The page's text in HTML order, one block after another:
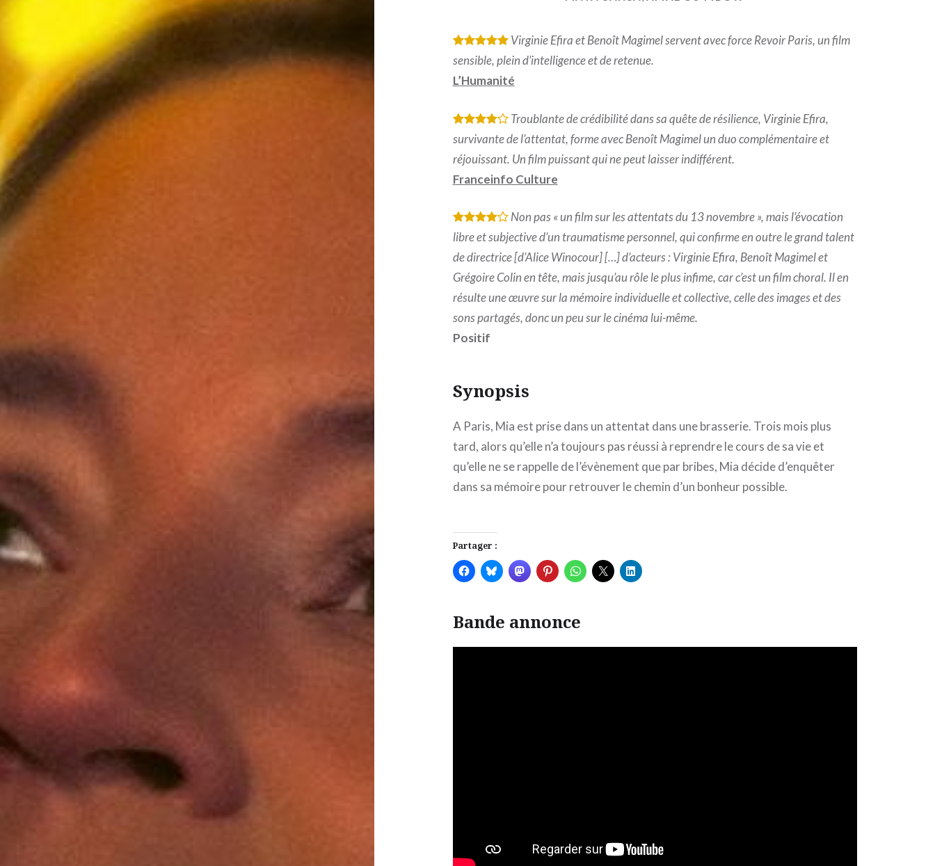
* * * * *Virginie Efira et Benoît Magimel servent avec force Revoir Paris, un film
sensible, plein d’intelligence et de retenue.
L’Humanité
* * * *
Troublante de crédibilité dans sa quête de résilience, Virginie Efira,
survivante de l’attentat, forme avec Benoît Magimel un duo complémentaire et
réjouissant. Un film puissant qui ne peut laisser indifférent.
Franceinfo Culture
* * * *
Non pas « un film sur les attentats du 13 novembre », mais l’évocation
libre et subjective d’un traumatisme personnel, qui confirme en outre le grand talent
de directrice [d’Alice Winocour] […] d’acteurs : Virginie Efira, Benoît Magimel et
Grégoire Colin en tête, mais jusqu’au rôle le plus infime, car c’est un film choral. Il en
résulte une œuvre sur la mémoire individuelle et collective, celle des images et des
sons partagés, donc un peu sur le cinéma lui-même.
Positif
Synopsis
A Paris, Mia est prise dans un attentat dans une brasserie. Trois mois plus
tard, alors qu’elle n’a toujours pas réussi à reprendre le cours de sa vie et
qu’elle ne se rappelle de l’évènement que par bribes, Mia décide d’enquêter
dans sa mémoire pour retrouver le chemin d’un bonheur possible.
Partager :
Bande annonce